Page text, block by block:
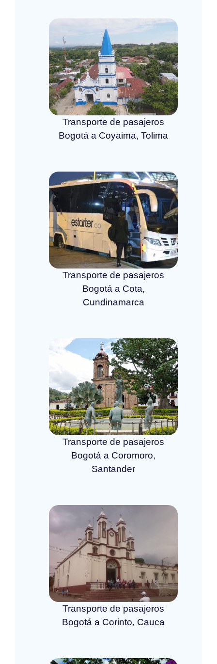
Transporte de pasajeros
Bogotá a Coyaima, Tolima
Transporte de pasajeros
Bogotá a Cota,
Cundinamarca
Transporte de pasajeros
Bogotá a Coromoro,
Santander
Transporte de pasajeros
Bogotá a Corinto, Cauca